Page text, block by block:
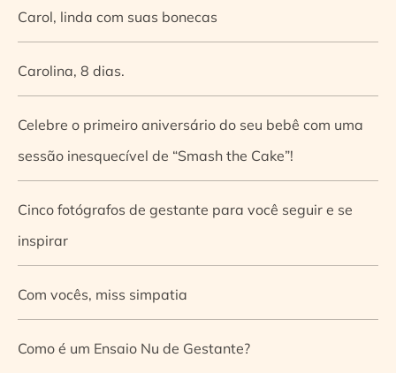
Carol, linda com suas bonecas
Carolina, 8 dias.
Celebre o primeiro aniversário do seu bebê com uma
sessão inesquecível de “Smash the Cake”!
Cinco fotógrafos de gestante para você seguir e se
inspirar
Com vocês, miss simpatia
Como é um Ensaio Nu de Gestante?